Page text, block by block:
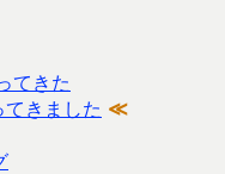
てきた
きました ≪